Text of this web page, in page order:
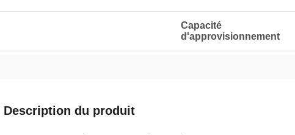
Capacité
d'approvisionnement
Description du produit